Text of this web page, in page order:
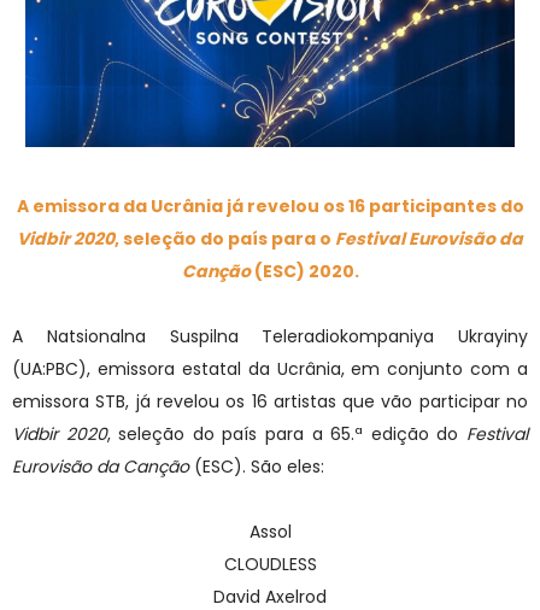
A emissora da Ucrânia já revelou os 16 participantes do
Vidbir 2020, seleção do país para o Festival Eurovisão da
Canção(ESC) 2020.
A Natsionalna Suspilna Teleradiokompaniya Ukrayiny
(UA:PBC), emissora estatal da Ucrânia, em conjunto com a
emissora STB, já revelou os 16 artistas que vão participar no
Vidbir 2020, seleção do país para a 65.ª edição do Festival
Eurovisão da Canção (ESC). São eles:
Assol
CLOUDLESS
David Axelrod